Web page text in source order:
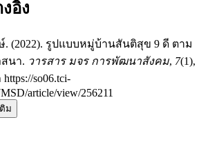
อิง
(2022). รูปแบบหมู่บ้านสันติสุข 9 ดี ตาม
นา. วารสาร มจร การพัฒนาสังคม, 7(1),
so06.tci-
article/view/256211
ม